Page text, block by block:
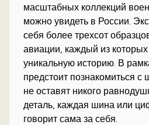
масштабных коллекций
можно увидеть в России.
себя более трехсот
авиации, каждый из
уникальную историю. В
предстоит познакомиться
не оставят никого
деталь, каждая шина или
говорит сама за себя.